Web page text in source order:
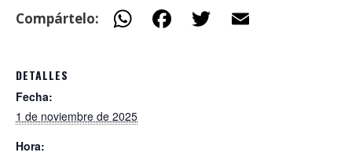
Compártelo: W
A
DETALLES
Fecha:
1 de noviembre de 2025
Hora: